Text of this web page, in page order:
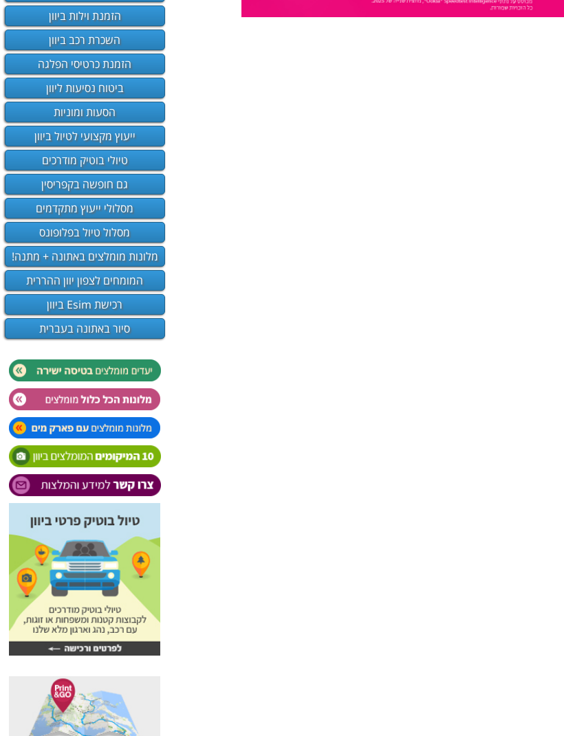
הזמנת וילות ביוון
השכרת רכב ביוון
הזמנת כרטיסי הפלגה
ביטוח נסיעות ליוון
הסעות ומוניות
ייעוץ מקצועי לטיול ביוון
טיולי בוטיק מודרכים
גם חופשה בקפריסין
מסלולי ייעוץ מתקדמים
מסלול טיול בפלופונס
מלונות מומלצים באתונה + מתנה!
המומחים לצפון יוון ההררית
רכישת Esim ביוון
סיור באתונה בעברית